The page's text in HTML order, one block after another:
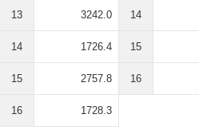
13 3242.0
14 1726.4
15 2757.8
16 1728.3
14
15
16